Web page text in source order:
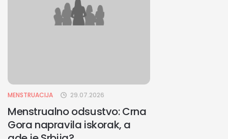
MENSTRUACIJA 29.07.2026
Menstrualno odsustvo: Crna
Gora napravila iskorak, a